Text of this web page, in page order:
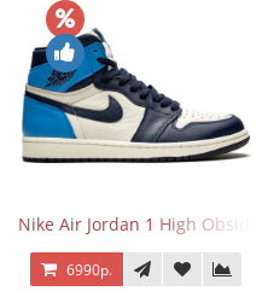
Nike Air Jordan 1 High
6990р.